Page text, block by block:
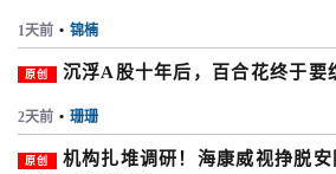
1天前 • 锦楠
原创 沉浮A股十年后，百合花终于要
2天前 • 珊珊
原创
机构扎堆调研！海康威视挣脱